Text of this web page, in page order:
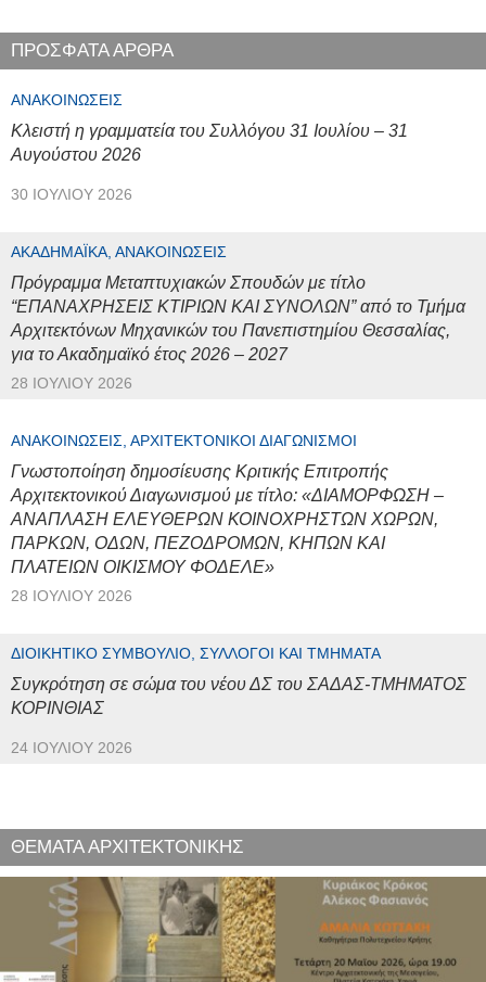
ΠΡΟΣΦΑΤΑ ΑΡΘΡΑ
ΑΝΑΚΟΙΝΏΣΕΙΣ
Κλειστή η γραμματεία του Συλλόγου 31 Ιουλίου – 31
Αυγούστου 2026
30 ΙΟΥΛΊΟΥ 2026
ΑΚΑΔΗΜΑΪΚΆ, ΑΝΑΚΟΙΝΏΣΕΙΣ
Πρόγραμμα Μεταπτυχιακών Σπουδών με τίτλο
“ΕΠΑΝΑΧΡΗΣΕΙΣ ΚΤΙΡΙΩΝ ΚΑΙ ΣΥΝΟΛΩΝ” από το Τμήμα
Αρχιτεκτόνων Μηχανικών του Πανεπιστημίου Θεσσαλίας,
για το Ακαδημαϊκό έτος 2026 – 2027
28 ΙΟΥΛΊΟΥ 2026
ΑΝΑΚΟΙΝΏΣΕΙΣ, ΑΡΧΙΤΕΚΤΟΝΙΚΟΊ ΔΙΑΓΩΝΙΣΜΟΊ
Γνωστοποίηση δημοσίευσης Κριτικής Επιτροπής
Αρχιτεκτονικού Διαγωνισμού με τίτλο: «ΔΙΑΜΟΡΦΩΣΗ –
ΑΝΑΠΛΑΣΗ ΕΛΕΥΘΕΡΩΝ ΚΟΙΝΟΧΡΗΣΤΩΝ ΧΩΡΩΝ,
ΠΑΡΚΩΝ, ΟΔΩΝ, ΠΕΖΟΔΡΟΜΩΝ, ΚΗΠΩΝ ΚΑΙ
ΠΛΑΤΕΙΩΝ ΟΙΚΙΣΜΟΥ ΦΟΔΕΛΕ»
28 ΙΟΥΛΊΟΥ 2026
ΔΙΟΙΚΗΤΙΚΌ ΣΥΜΒΟΎΛΙΟ, ΣΎΛΛΟΓΟΙ ΚΑΙ ΤΜΉΜΑΤΑ
Συγκρότηση σε σώμα του νέου ΔΣ του ΣΑΔΑΣ-ΤΜΗΜΑΤΟΣ
ΚΟΡΙΝΘΙΑΣ
24 ΙΟΥΛΊΟΥ 2026
ΘΕΜΑΤΑ ΑΡΧΙΤΕΚΤΟΝΙΚΗΣ